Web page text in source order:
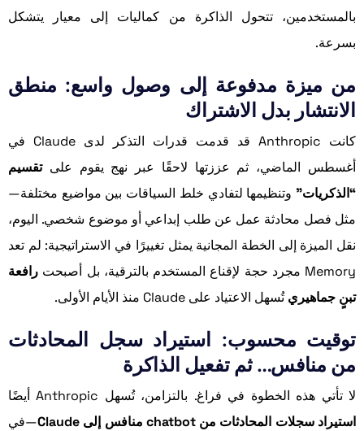
بالمستخدمين، تتحول الذاكرة من كماليات إلى معيار يتشكل
بسرعة.
من ميزة مدفوعة إلى وصول واسع: منطق
الانتشار بدل الاشتراك
كانت Anthropic قد قدمت قدرات التذكر لدى Claude في
أغسطس الماضي، ثم عززتها لاحقًا عبر نهج يقوم علىتقسيم
“الذكريات” وتنظيمها لتفادي خلط السياقات بين مواضيع مختلفة—
مثل فصل محادثة عمل عن طلب إبداعي أو موضوع شخصي. اليوم،
نقل الميزة إلى الخطة المجانية يمثل تغييرًا في الاستراتيجية: لم تعد
Memory مجرد حجة لإقناع المستخدم بالترقية، بل أصبحت
رافعة
تبنٍ جماهيريتُسهل الاعتياد على Claude منذ الأيام الأولى.
توقيت محسوب: استيراد سجل المحادثات
من منافس… ثم تفعيل الذاكرة
لا تأتي هذه الخطوة في فراغ. بالتزامن، تُسهل Anthropic أيضًا
استيراد سجلات المحادثات من chatbot منافس إلى Claude
—في